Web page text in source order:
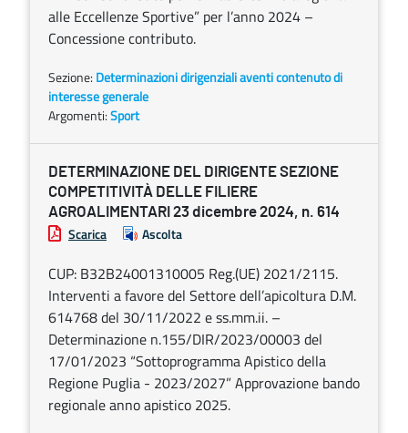
alle Eccellenze Sportive” per l’anno 2024 –
Concessione contributo.
Sezione: Determinazioni dirigenziali aventi contenuto di
interesse generale
Argomenti:Sport
DETERMINAZIONE DEL DIRIGENTE SEZIONE
COMPETITIVITÀ DELLE FILIERE
AGROALIMENTARI 23 dicembre 2024, n. 614
Scarica Ascolta
CUP: B32B24001310005 Reg.(UE) 2021/2115.
Interventi a favore del Settore dell’apicoltura D.M.
614768 del 30/11/2022 e ss.mm.ii. –
Determinazione n.155/DIR/2023/00003 del
17/01/2023 “Sottoprogramma Apistico della
Regione Puglia - 2023/2027” Approvazione bando
regionale anno apistico 2025.